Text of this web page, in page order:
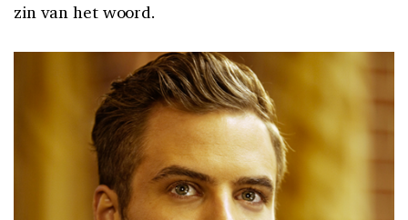
zin van het woord.